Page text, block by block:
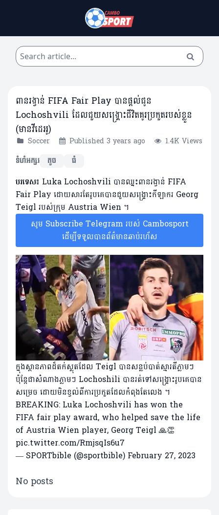
ពានរង្វាន់ FIFA Fair Play បានផ្តល់ជូន
Lochoshvili ដែលជួយសង្គ្រោះជីវិតគូរប្រកួតរបស់ខ្លួន
(មានវីដេអូ)
Soccer Published 3 years ago
1.4K Views
ទំហំអក្សរ
តូច ធំ
បរទេស៖ Luka Lochoshvili បានឈ្នះពានរង្វាន់ FIFA
Fair Play ដោយសារតែរូបគេបានជួយសង្គ្រោះកីឡាករ Georg
Teigl របស់ក្រុម Austria Wien ។
សូម Subscribe Telegram របស់ Cambosport
ដើម្បីទទួលបានព័ត៌មានឆាប់រហ័ស
ក្នុងស្ថានភាពដ៏តក់ស្លុតដែល Teigl បានសន្លប់បាត់ស្មារតីភ្លាមៗ
ប៉ុន្តែជាសំណាងភ្លាមៗ Lochoshili បានរត់ទៅសង្គ្រោះរូបគេបាន
សម្រេច ដោយមិនខ្វល់ពីការប្រកួតដែលកំពុងតែលេង ។
BREAKING: Luka Lochoshvili has won the
FIFA fair play award, who helped save the life
of Austria Wien player, Georg Teigl 🙏👏
pic.twitter.com/RmjsqIs6u7
— SPORTbible (@sportbible) February 27, 2023
No posts